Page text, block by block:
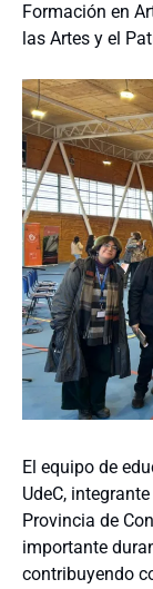
Formación en
las Artes y el
El equipo de
UdeC,
Provincia de
importante
contribuyendo